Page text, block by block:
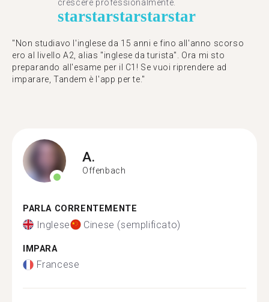
crescere professionalmente.
starstarstarstarstar
"Non studiavo l'inglese da 15 anni e fino all'anno scorso
ero al livello A2, alias "inglese da turista". Ora mi sto
preparando all'esame per il C1! Se vuoi riprendere ad
imparare, Tandem è l'app per te."
A.
Offenbach
PARLA CORRENTEMENTE
Inglese Cinese (semplificato)
IMPARA
Francese